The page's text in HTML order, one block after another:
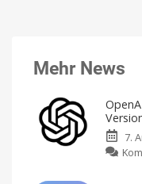
Mehr News
7.